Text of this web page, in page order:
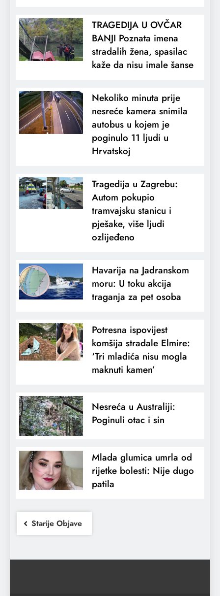
TRAGEDIJA U OVČAR
BANJI Poznata imena
stradalih žena, spasilac
kaže da nisu imale šanse
Nekoliko minuta prije
nesreće kamera snimila
autobus u kojem je
poginulo 11 ljudi u
Hrvatskoj
Tragedija u Zagrebu:
Autom pokupio
tramvajsku stanicu i
pješake, više ljudi
ozlijeđeno
Havarija na Jadranskom
moru: U toku akcija
traganja za pet osoba
Potresna ispovijest
komšija stradale Elmire:
‘Tri mladića nisu mogla
maknuti kamen’
Nesreća u Australiji:
Poginuli otac i sin
Mlada glumica umrla od
rijetke bolesti: Nije dugo
patila
Starije Objave